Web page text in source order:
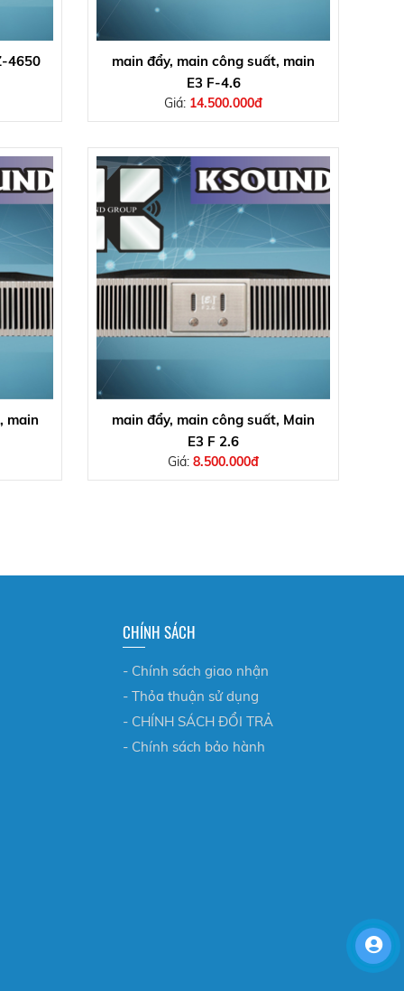
4650
main đẩy, main công suất, main
E3 F-4.6
Giá: 14.500.000đ
main
main đẩy, main công suất, Main
E3 F 2.6
Giá: 8.500.000đ
CHÍNH SÁCH
- Chính sách giao nhận
- Thỏa thuận sử dụng
- CHÍNH SÁCH ĐỔI TRẢ
- Chính sách bảo hành